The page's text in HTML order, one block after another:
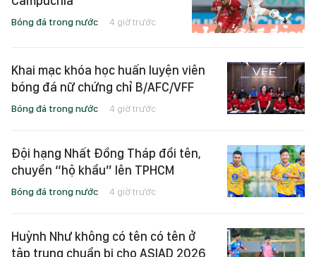
Bóng đá trong nước 4 giờ trước
Khai mạc khóa học huấn luyện viên
bóng đá nữ chứng chỉ B/AFC/VFF
Bóng đá trong nước 4 giờ trước
Đội hạng Nhất Đồng Tháp đổi tên,
chuyển “hộ khẩu” lên TPHCM
Bóng đá trong nước 4 giờ trước
Huỳnh Như không có tên có tên ở
tập trung chuẩn bị cho ASIAD 2026